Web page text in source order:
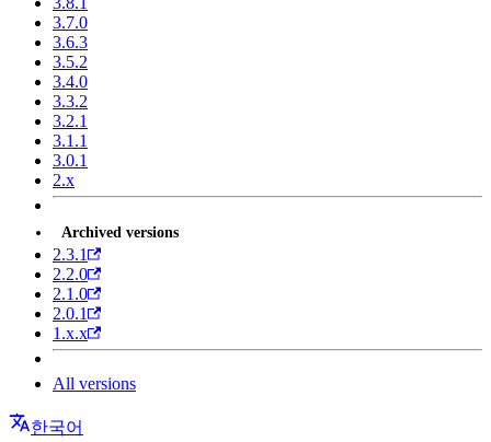
3.7.0
3.6.3
3.5.2
3.4.0
3.3.2
3.2.1
3.1.1
3.0.1
2.x
Archived versions
2.3.1
2.2.0
2.1.0
2.0.1
1.x.x
All versions
한국어